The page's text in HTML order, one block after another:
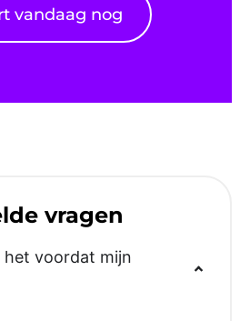
vandaag nog
vragen
het voordat mijn